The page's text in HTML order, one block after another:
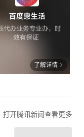
了解详情
打开腾讯新闻查看更多